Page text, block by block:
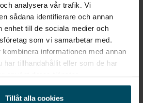
analysera vår trafik. Vi
sådana identifierare och annan
enhet till de sociala medier och
som vi samarbetar med.
informationen med annan
har tillhandahållit eller som de har
Tillåt alla cookies
främre passagerare
kombination | Black/konstrastsöm i
Financial Services.
servicepaket
vinterhjul